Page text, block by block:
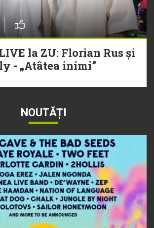
la ZU: Florian Rus și
- „Atâtea inimi”
NOUTĂȚI